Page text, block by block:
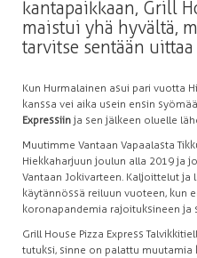
kantapaikkaan, Grill
maistui yhä hyvältä,
tarvitse sentään uittaa
Kun Hurmalainen asui pari vuotta
kanssa vei aika usein ensin
Expressiin ja sen jälkeen oluelle
Muutimme Vantaan Vapaalasta
Hiekkaharjuun joulun alla 2019 ja
Vantaan Jokivarteen. Kaljoittelut ja
käytännössä reiluun vuoteen, kun
koronapandemia rajoituksineen
Grill House Pizza Express
tutuksi, sinne on palattu muutamia